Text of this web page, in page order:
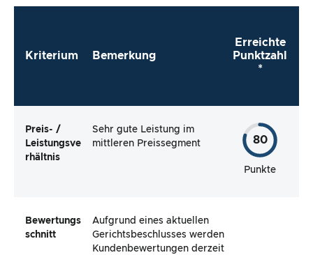
Kriterium Bemerkung
Erreichte
Punktzahl
*
Preis- /
Leistungsve
rhältnis
Sehr gute Leistung im
mittleren Preissegment
80
Punkte
Bewertungs
schnitt
Aufgrund eines aktuellen
Gerichtsbeschlusses werden
Kundenbewertungen derzeit